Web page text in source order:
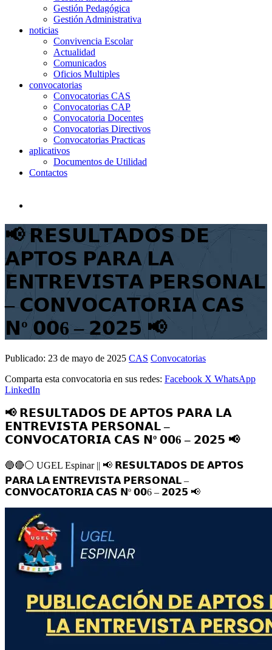
Gestión Pedagógica
Gestión Administrativa
noticias
Convivencia Escolar
Actualidad
Comunicados
Oficios Multiples
convocatorias
Convocatorias CAS
Convocatorias CAP
Convocatoria Docentes
Convocatorias Directivos
Convocatorias Practicas
aplicativos
Documentos de Utilidad
Contactos
📢 𝗥𝗘𝗦𝗨𝗟𝗧𝗔𝗗𝗢𝗦 𝗗𝗘
𝗔𝗣𝗧𝗢𝗦 𝗣𝗔𝗥𝗔 𝗟𝗔
𝗘𝗡𝗧𝗥𝗘𝗩𝗜𝗦𝗧𝗔 𝗣𝗘𝗥𝗦𝗢𝗡𝗔𝗟
– 𝗖𝗢𝗡𝗩𝗢𝗖𝗔𝗧𝗢𝗥𝗜𝗔 𝗖𝗔𝗦
𝗡º 𝟬𝟬6 – 𝟮𝟬𝟮𝟱 📢
Publicado: 23 de mayo de 2025 CAS Convocatorias
Comparta esta convocatoria en sus redes: Facebook X WhatsApp
LinkedIn
📢 𝗥𝗘𝗦𝗨𝗟𝗧𝗔𝗗𝗢𝗦 𝗗𝗘 𝗔𝗣𝗧𝗢𝗦 𝗣𝗔𝗥𝗔 𝗟𝗔
𝗘𝗡𝗧𝗥𝗘𝗩𝗜𝗦𝗧𝗔 𝗣𝗘𝗥𝗦𝗢𝗡𝗔𝗟 –
𝗖𝗢𝗡𝗩𝗢𝗖𝗔𝗧𝗢𝗥𝗜𝗔 𝗖𝗔𝗦 𝗡º 𝟬𝟬6 – 𝟮𝟬𝟮𝟱 📢
🔵🔴⚪️ UGEL Espinar || 📢 𝗥𝗘𝗦𝗨𝗟𝗧𝗔𝗗𝗢𝗦 𝗗𝗘 𝗔𝗣𝗧𝗢𝗦
𝗣𝗔𝗥𝗔 𝗟𝗔 𝗘𝗡𝗧𝗥𝗘𝗩𝗜𝗦𝗧𝗔 𝗣𝗘𝗥𝗦𝗢𝗡𝗔𝗟 –
𝗖𝗢𝗡𝗩𝗢𝗖𝗔𝗧𝗢𝗥𝗜𝗔 𝗖𝗔𝗦 𝗡º 𝟬𝟬6 – 𝟮𝟬𝟮𝟱 📢